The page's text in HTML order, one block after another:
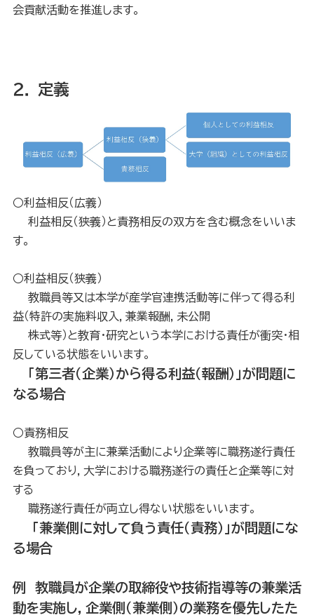
会貢献活動を推進します。
２． 定義
○利益相反（広義）
利益相反（狭義）と責務相反の双方を含む概念をいいま
す。
○利益相反（狭義）
教職員等又は本学が産学官連携活動等に伴って得る利
益（特許の実施料収入，兼業報酬，未公開
株式等）と教育・研究という本学における責任が衝突・相
反している状態をいいます。
「第三者（企業）から得る利益（報酬）」が問題に
なる場合
○責務相反
教職員等が主に兼業活動により企業等に職務遂行責任
を負っており，大学における職務遂行の責任と企業等に対
する
職務遂行責任が両立し得ない状態をいいます。
「兼業側に対して負う責任（責務）」が問題にな
る場合
例 教職員が企業の取締役や技術指導等の兼業活
動を実施し，企業側（兼業側）の業務を優先したた